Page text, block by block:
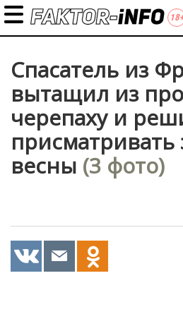
Спасатель из
вытащил из
черепаху и
присматривать
весны (3 фото)